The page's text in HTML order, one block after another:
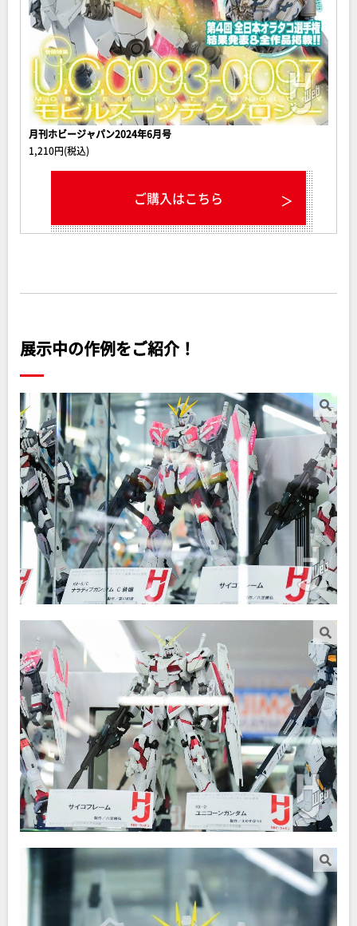
月刊ホビージャパン2024年6月号
1,210円(税込)
ご購入はこちら
展示中の作例をご紹介！